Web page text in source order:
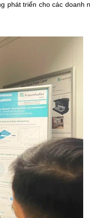
phát triển cho các doanh